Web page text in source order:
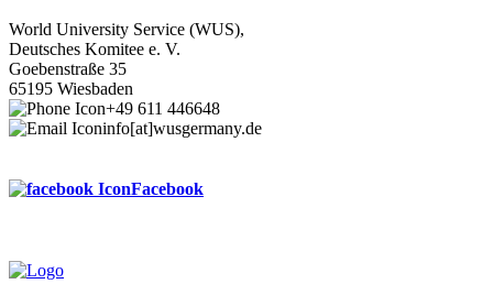
World University Service (WUS),
Deutsches Komitee e. V.
Goebenstraße 35
65195 Wiesbaden
+49 611 446648
info[at]wusgermany.de
Facebook